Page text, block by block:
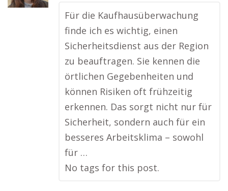
Für die Kaufhausüberwachung
finde ich es wichtig, einen
Sicherheitsdienst aus der Region
zu beauftragen. Sie kennen die
örtlichen Gegebenheiten und
können Risiken oft frühzeitig
erkennen. Das sorgt nicht nur für
Sicherheit, sondern auch für ein
besseres Arbeitsklima – sowohl
für …
No tags for this post.